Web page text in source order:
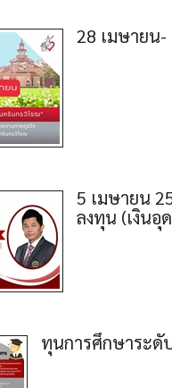
28 เมษายน
5 เมษายน
ลงทุน (เงิน
ทุนการศึกษาระดั